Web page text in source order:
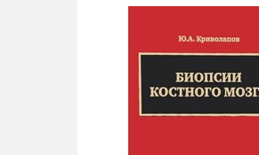
конкретных нозологиях.
Издание предназначено